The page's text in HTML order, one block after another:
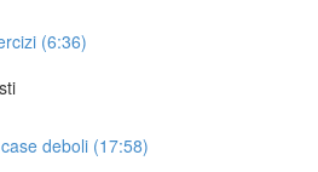
(6:36)
deboli (17:58)